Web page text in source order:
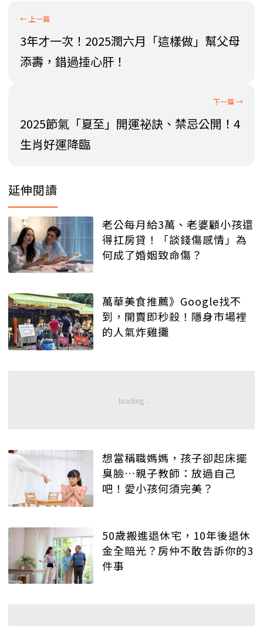
3年才一次！2025潤六月「這樣做」幫父母
添壽，錯過捶心肝！
2025節氣「夏至」開運祕訣、禁忌公開！4
生肖好運降臨
延伸閱讀
老公每月給3萬、老婆顧小孩還
得扛房貸！「談錢傷感情」為
何成了婚姻致命傷？
萬華美食推薦》Google找不
到，開賣即秒殺！隱身市場裡
的人氣炸雞攤
想當稱職媽媽，孩子卻起床擺
臭臉…親子教師：放過自己
吧！愛小孩何須完美？
50歲搬進退休宅，10年後退休
金全賠光？房仲不敢告訴你的3
件事